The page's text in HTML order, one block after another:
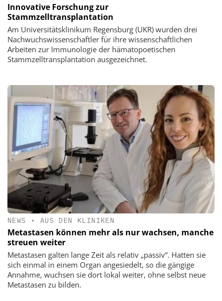
Innovative Forschung zur
Stammzelltransplantation
Am Universitätsklinikum Regensburg (UKR) wurden drei
Nachwuchswissenschaftler für ihre wissenschaftlichen
Arbeiten zur Immunologie der hämatopoetischen
Stammzelltransplantation ausgezeichnet.
NEWS • AUS DEN KLINIKEN
Metastasen können mehr als nur wachsen, manche
streuen weiter
Metastasen galten lange Zeit als relativ „passiv“. Hatten sie
sich einmal in einem Organ angesiedelt, so die gängige
Annahme, wuchsen sie dort lokal weiter, ohne selbst neue
Metastasen zu bilden.